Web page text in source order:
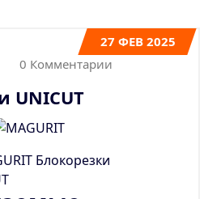
27 ФЕВ 2025
0 Комментарии
UNICUT